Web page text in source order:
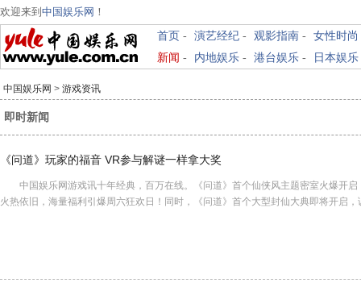
欢迎来到 中国娱乐网 ！
首页 - 演艺经纪 - 观影指南 - 女性时尚
新闻 - 内地娱乐 - 港台娱乐 - 日本娱乐
中国娱乐网 > 游戏资讯
即时新闻
《问道》玩家的福音 VR参与解谜一样拿大奖
中国娱乐网游戏讯十年经典，百万在线。《问道》首个仙侠风主题密室火爆开启
火热依旧，海量福利引爆周六狂欢日！同时，《问道》首个大型封仙大典即将开启